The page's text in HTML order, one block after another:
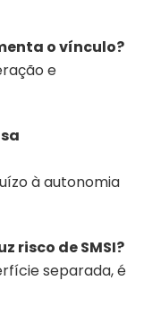
o vínculo?
e
à autonomia
risco de SMSI?
separada, é